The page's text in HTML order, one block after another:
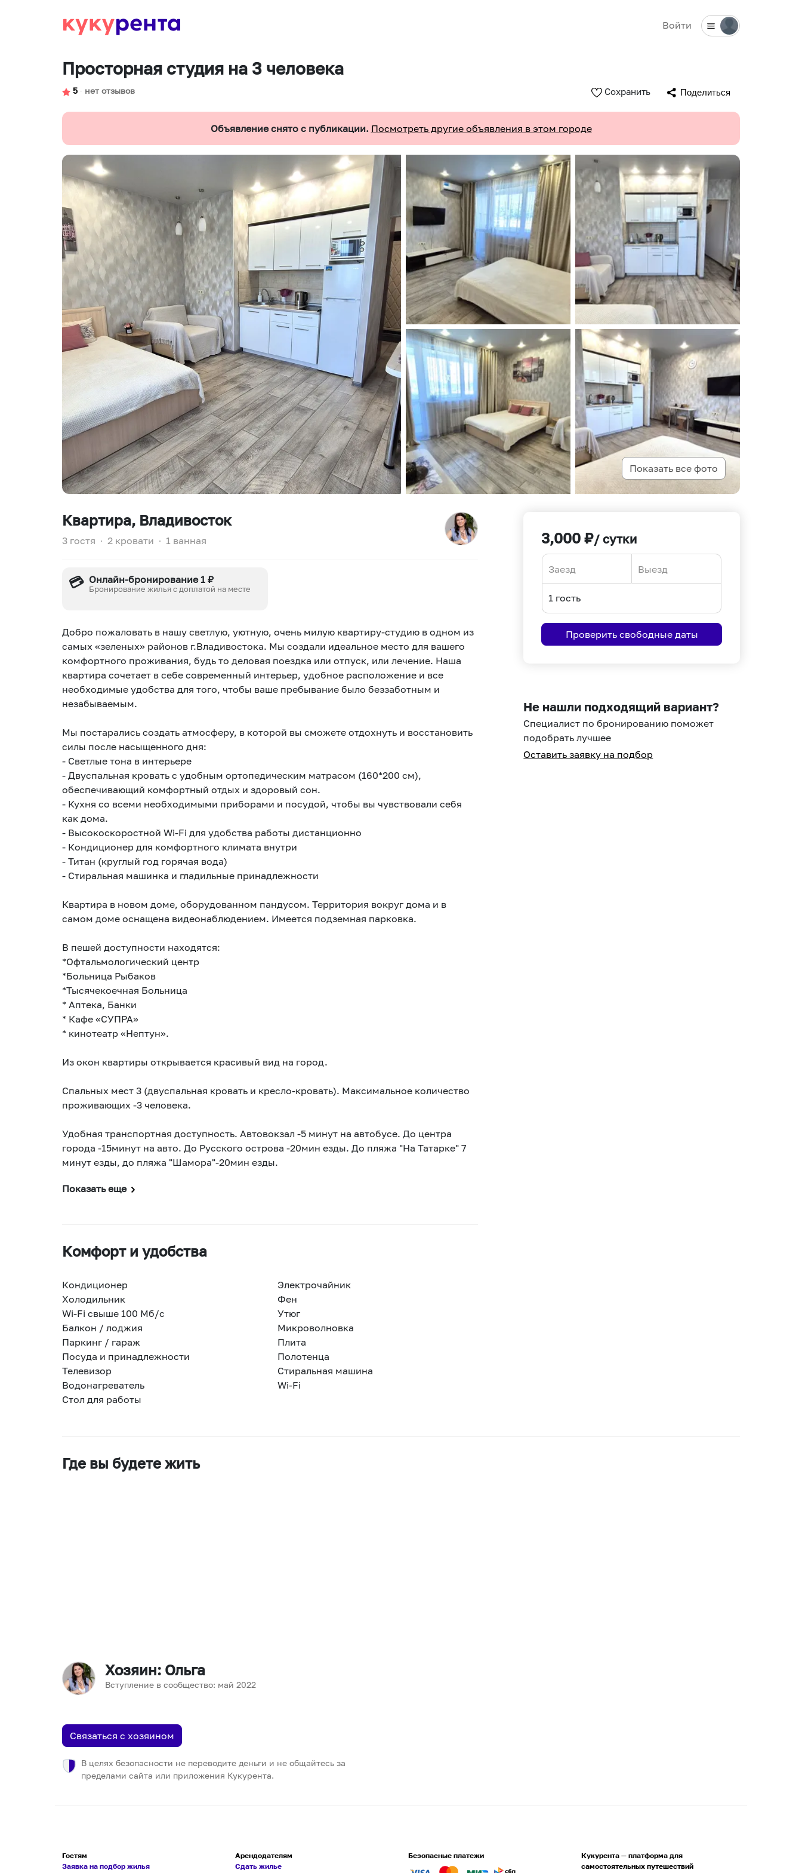
Войти
Просторная студия на 3 человека
5 ∙ нет отзывов Сохранить Поделиться
Объявление снято с публикации. Посмотреть другие объявления в этом городе
Показать все фото
Квартира, Владивосток
3 гостя ∙ 2 кровати ∙ 1 ванная
💳 Онлайн-бронирование 1 ₽
Бронирование жилья с доплатой на месте
Добро пожаловать в нашу светлую, уютную, очень милую квартиру-студию в одном из
самых «зеленых» районов г.Владивостока. Мы создали идеальное место для вашего
комфортного проживания, будь то деловая поездка или отпуск, или лечение. Наша
квартира сочетает в себе современный интерьер, удобное расположение и все
необходимые удобства для того, чтобы ваше пребывание было беззаботным и
незабываемым.
Мы постарались создать атмосферу, в которой вы сможете отдохнуть и восстановить
силы после насыщенного дня:
- Светлые тона в интерьере
- Двуспальная кровать с удобным ортопедическим матрасом (160*200 см),
обеспечивающий комфортный отдых и здоровый сон.
- Кухня со всеми необходимыми приборами и посудой, чтобы вы чувствовали себя
как дома.
- Высокоскоростной Wi-Fi для удобства работы дистанционно
- Кондиционер для комфортного климата внутри
- Титан (круглый год горячая вода)
- Стиральная машинка и гладильные принадлежности
Квартира в новом доме, оборудованном пандусом. Территория вокруг дома и в
самом доме оснащена видеонаблюдением. Имеется подземная парковка.
В пешей доступности находятся:
*Офтальмологический центр
*Больница Рыбаков
*Тысячекоечная Больница
* Аптека, Банки
* Кафе «СУПРА»
* кинотеатр «Нептун».
Из окон квартиры открывается красивый вид на город.
Спальных мест 3 (двуспальная кровать и кресло-кровать). Максимальное количество
проживающих -3 человека.
Удобная транспортная доступность. Автовокзал -5 минут на автобусе. До центра
города -15минут на авто. До Русского острова -20мин езды. До пляжа "На Татарке" 7
минут езды, до пляжа "Шамора"-20мин езды.
Показать еще
Комфорт и удобства
Кондиционер
Электрочайник
Холодильник
Фен
Wi-Fi свыше 100 Мб/с
Утюг
Балкон / лоджия
Микроволновка
Паркинг / гараж
Плита
Посуда и принадлежности
Полотенца
Телевизор
Стиральная машина
Водонагреватель
Wi-Fi
Стол для работы
3,000 ₽/ сутки
forward
interact
with
select
a
date.
the
interact
with
select
a
the
Проверить свободные даты
Не нашли подходящий вариант?
Специалист по бронированию поможет
подобрать лучшее
Оставить заявку на подбор
Где вы будете жить
Хозяин: Ольга
Вступление в сообщество: май 2022
Связаться с хозяином
В целях безопасности не переводите деньги и не общайтесь за
пределами сайта или приложения Кукурента.
Гостям
Заявка на подбор жилья
Арендодателям
Сдать жилье
Безопасные платежи
Кукурента — платформа для
самостоятельных путешествий